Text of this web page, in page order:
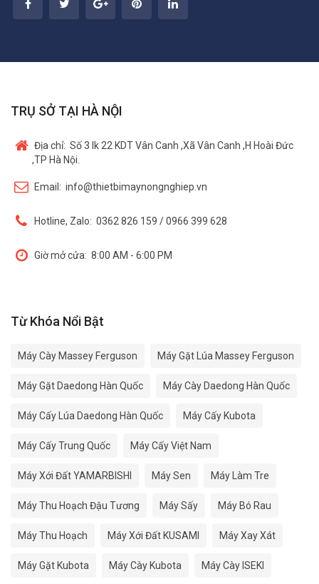
TRỤ SỞ TẠI HÀ NỘI
Địa chỉ: Số 3 lk 22 KDT Vân Canh ,Xã Vân Canh ,H Hoài Đức
,TP Hà Nội.
Email: info@thietbimaynongnghiep.vn
Hotline, Zalo: 0362 826 159 / 0966 399 628
Giờ mở cửa: 8:00 AM - 6:00 PM
Từ Khóa Nổi Bật
Máy Cày Massey Ferguson Máy Gặt Lúa Massey Ferguson
Máy Gặt Daedong Hàn Quốc Máy Cày Daedong Hàn Quốc
Máy Cấy Lúa Daedong Hàn Quốc Máy Cấy Kubota
Máy Cấy Trung Quốc Máy Cấy Việt Nam
Máy Xới Đất YAMARBISHI Máy Sen Máy Làm Tre
Máy Thu Hoạch Đậu Tương Máy Sấy Máy Bó Rau
Máy Thu Hoạch Máy Xới Đất KUSAMI Máy Xay Xát
Máy Gặt Kubota Máy Cày Kubota Máy Cày ISEKI